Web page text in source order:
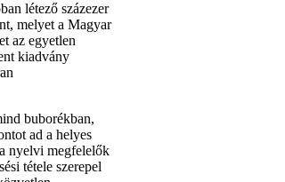
létező százezer
melyet a Magyar
az egyetlen
kiadvány
buborékban,
ad a helyes
nyelvi megfelelők
tétele szerepel